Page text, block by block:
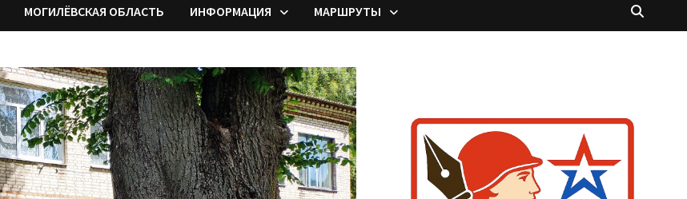
МОГИЛЁВСКАЯ ОБЛАСТЬ ИНФОРМАЦИЯ МАРШРУТЫ